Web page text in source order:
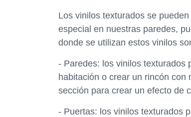
Los vinilos texturados se
especial en nuestras paredes,
donde se utilizan estos vinilos
- Paredes: los vinilos texturados
habitación o crear un rincón
sección para crear un efecto de
- Puertas: los vinilos texturados